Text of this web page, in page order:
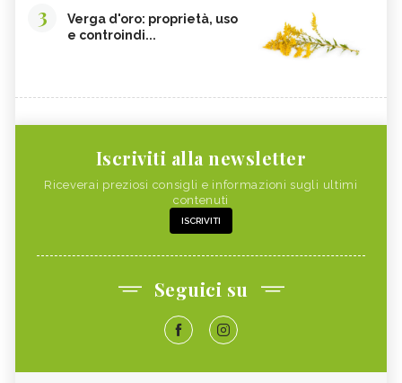
3
Verga d'oro: proprietà, uso
e controindi...
Iscriviti alla newsletter
Riceverai preziosi consigli e informazioni sugli ultimi
contenuti
ISCRIVITI
Seguici su